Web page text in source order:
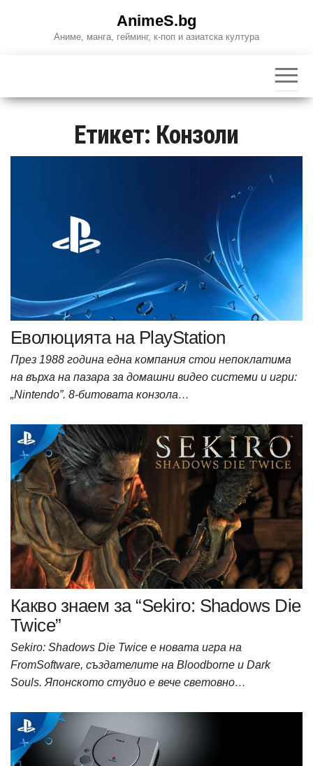
AnimeS.bg
Аниме, манга, гейминг, к-поп и азиатска култура
Етикет: Конзоли
Еволюцията на PlayStation
През 1988 година една компания стои непоклатима
на върха на пазара за домашни видео системи и игри:
„Nintendo”. 8-битовата конзола…
Какво знаем за “Sekiro: Shadows Die
Twice”
Sekiro: Shadows Die Twice е новата игра на
FromSoftware, създателите на Bloodborne и Dark
Souls. Японското студио е вече световно…